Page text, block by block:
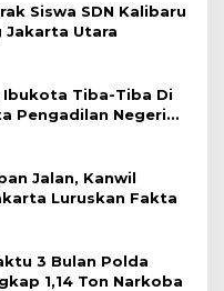
Siswa SDN Kalibaru
Jakarta Utara
Tiba-Tiba Di
Pengadilan Negeri
Cacat Hukum Sejak
Jalan, Kanwil
Luruskan Fakta
3 Bulan Polda
1,14 Ton Narkoba